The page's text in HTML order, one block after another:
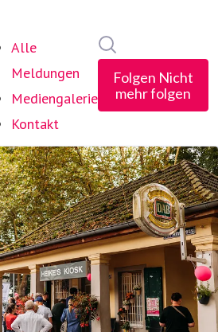
Alle
Meldungen
Mediengalerie
Kontakt
Folgen Nicht
mehr folgen